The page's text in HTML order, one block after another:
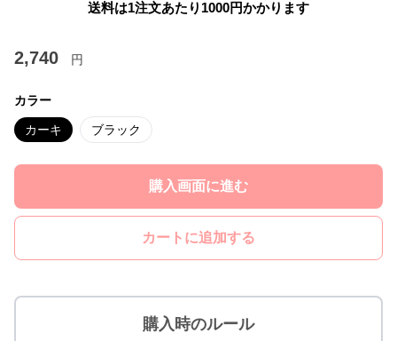
送料は1注文あたり 1000円かかります
2,740 円
カラー
カーキ ブラック
購入画面に進む
カートに追加する
購入時のルール